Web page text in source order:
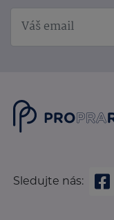
Sledujte nás: